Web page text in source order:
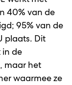
40% van de
95% van de
plaats. Dit
de
maar het
waarmee ze